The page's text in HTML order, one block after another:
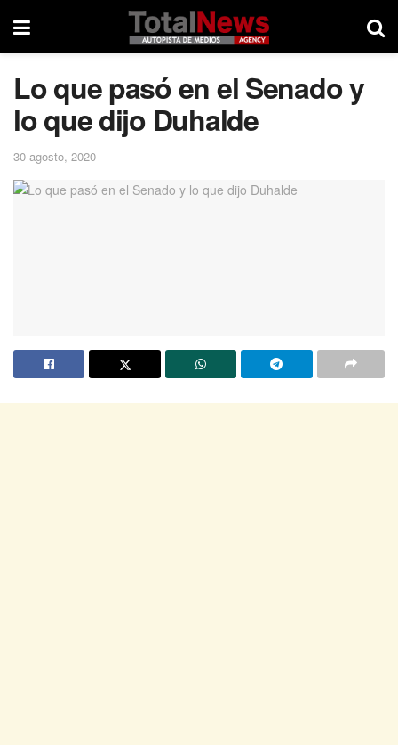
Lo que pasó en el Senado y
lo que dijo Duhalde
30 agosto, 2020